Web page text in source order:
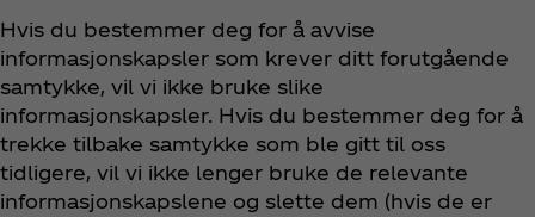
Hvis du bestemmer deg for å avvise
informasjonskapsler som krever ditt forutgående
samtykke, vil vi ikke bruke slike
informasjonskapsler. Hvis du bestemmer deg for å
trekke tilbake samtykke som ble gitt til oss
tidligere, vil vi ikke lenger bruke de relevante
informasjonskapslene og slette dem (hvis de er